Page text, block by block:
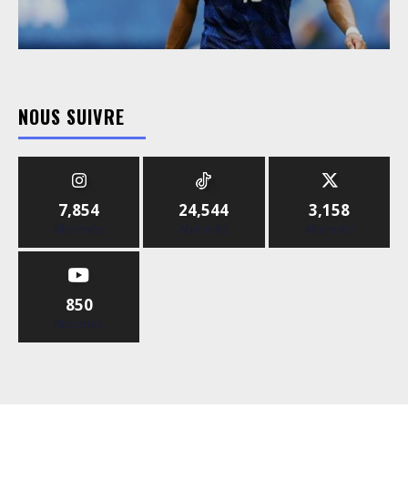
NOUS SUIVRE
7,854
Abonnés
24,544
Abonnés
3,158
Abonnés
850
Abonnés